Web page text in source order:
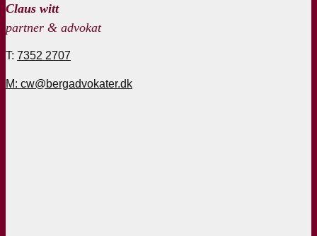
Claus witt
partner & advokat
T: 7352 2707
M: cw@bergadvokater.dk